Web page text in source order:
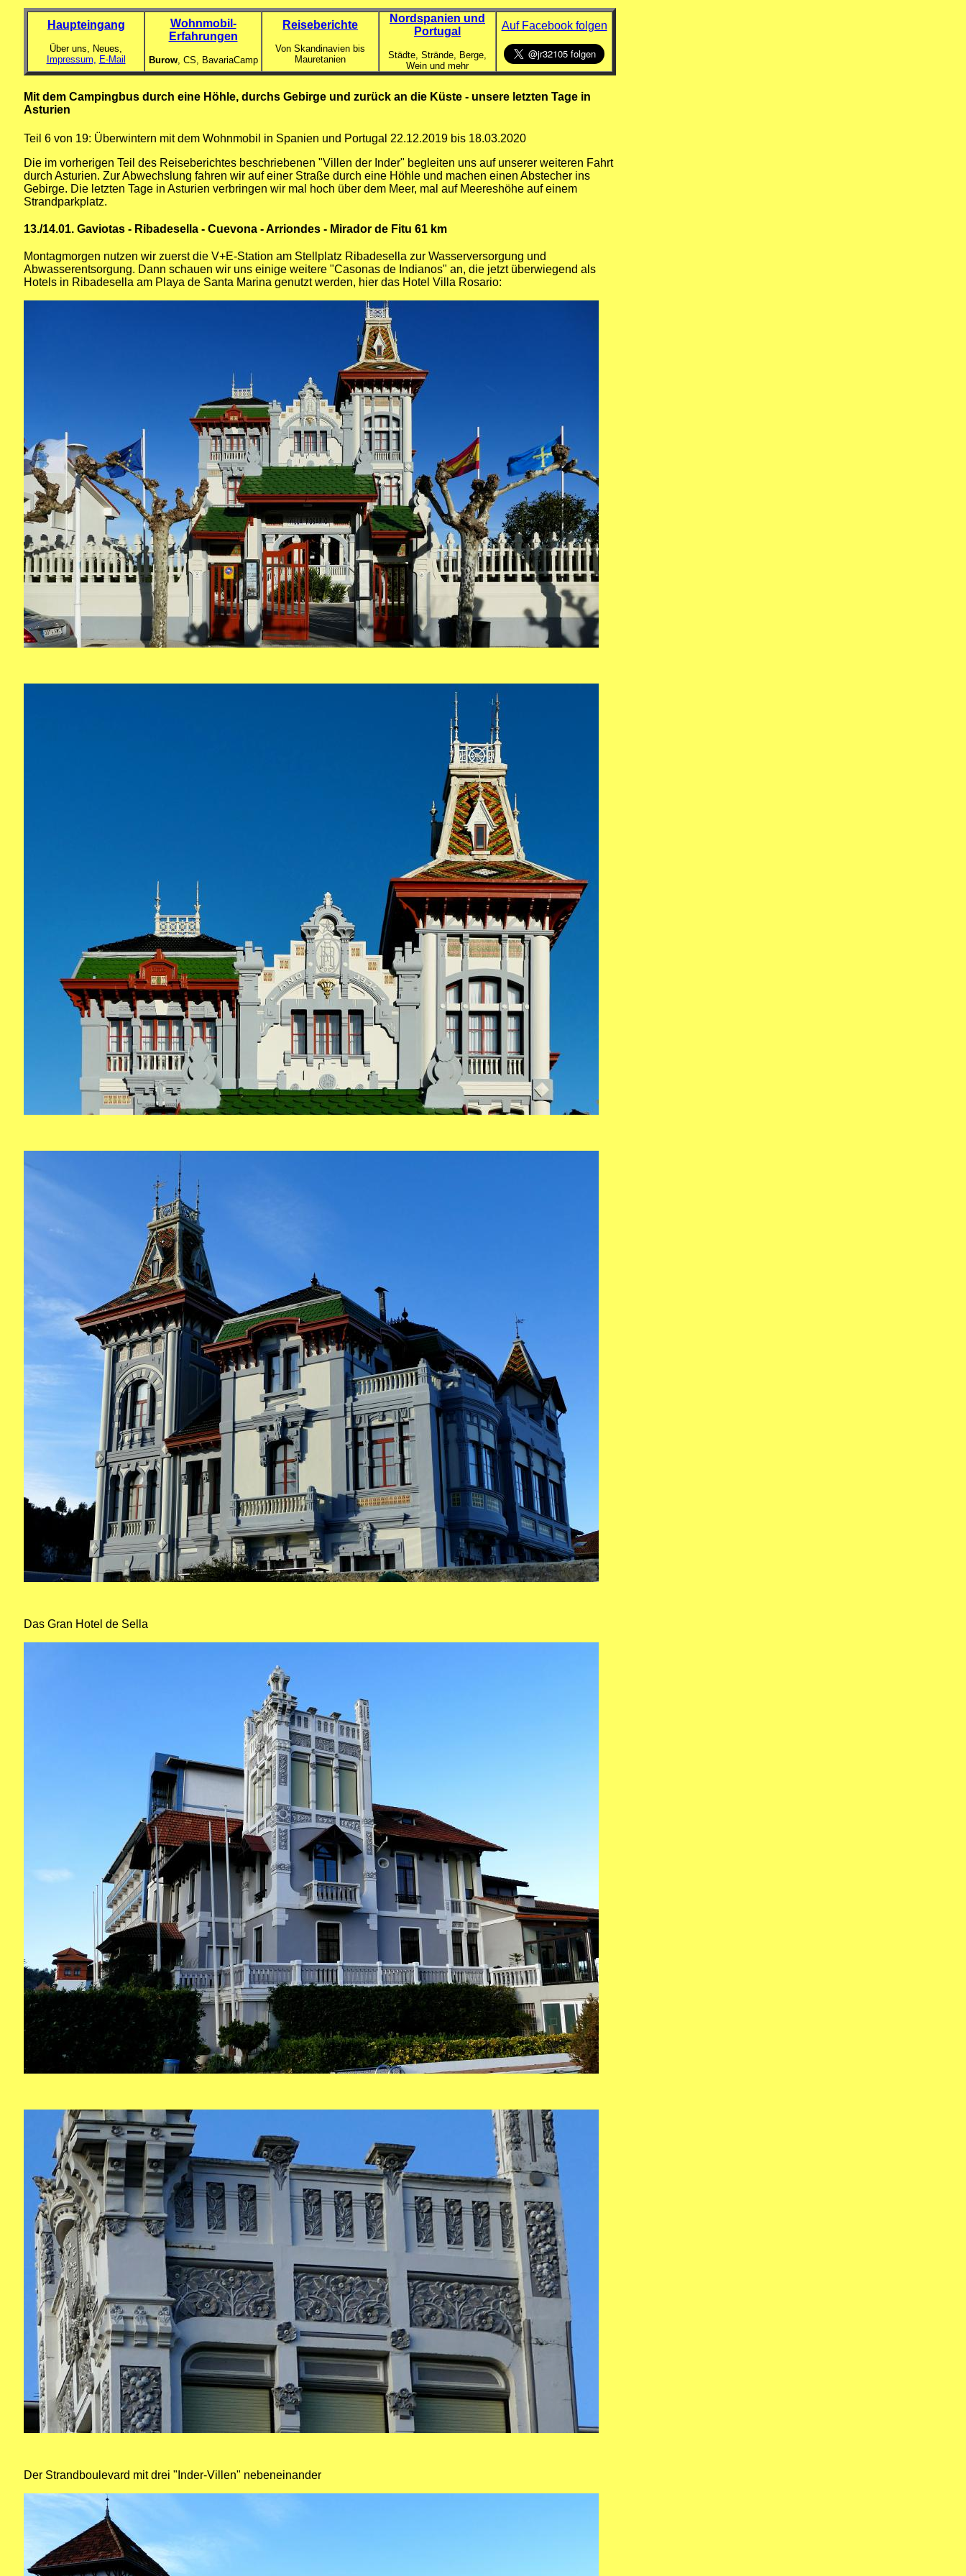
Haupteingang
Über uns, Neues,
Impressum, E-Mail
Wohnmobil-
Erfahrungen
Burow, CS, BavariaCamp
Reiseberichte
Von Skandinavien bis
Mauretanien
Nordspanien und
Portugal
Städte, Strände, Berge,
Wein und mehr
Auf Facebook folgen
Mit dem Campingbus durch eine Höhle, durchs Gebirge und zurück an die Küste - unsere letzten Tage in
Asturien
Teil 6 von 19: Überwintern mit dem Wohnmobil in Spanien und Portugal 22.12.2019 bis 18.03.2020
Die im vorherigen Teil des Reiseberichtes beschriebenen "Villen der Inder" begleiten uns auf unserer weiteren Fahrt
durch Asturien. Zur Abwechslung fahren wir auf einer Straße durch eine Höhle und machen einen Abstecher ins
Gebirge. Die letzten Tage in Asturien verbringen wir mal hoch über dem Meer, mal auf Meereshöhe auf einem
Strandparkplatz.
13./14.01. Gaviotas - Ribadesella - Cuevona - Arriondes - Mirador de Fitu 61 km
Montagmorgen nutzen wir zuerst die V+E-Station am Stellplatz Ribadesella zur Wasserversorgung und
Abwasserentsorgung. Dann schauen wir uns einige weitere "Casonas de Indianos" an, die jetzt überwiegend als
Hotels in Ribadesella am Playa de Santa Marina genutzt werden, hier das Hotel Villa Rosario:
Das Gran Hotel de Sella
Der Strandboulevard mit drei "Inder-Villen" nebeneinander